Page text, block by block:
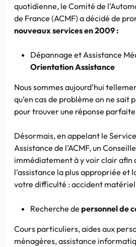
quotidienne, le Comité de
de France (ACMF) a décidé de
nouveaux services en 2009 :
Dépannage et Assistance
Orientation Assistance
Nous sommes aujourd’hui
qu’en cas de problème on ne sait
pour trouver une réponse
Désormais, en appelant le
Assistance de l’ACMF, un
immédiatement à y voir clair afin
l’assistance la plus appropriée et
votre difficulté : accident
Recherche de personnel de
Cours particuliers, aides aux
ménagères, assistance